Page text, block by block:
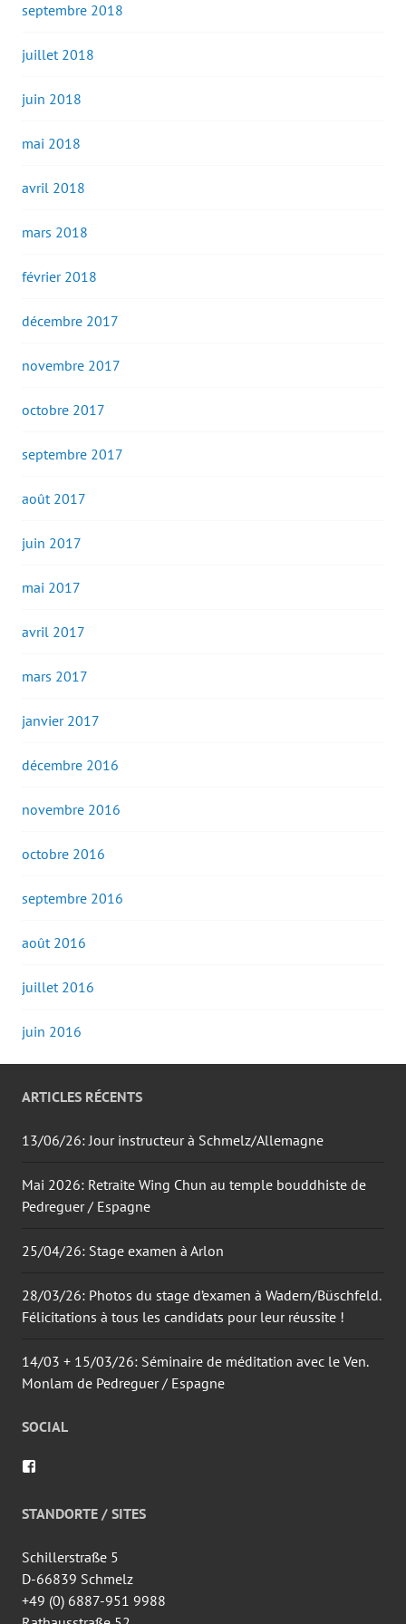
septembre 2018
juillet 2018
juin 2018
mai 2018
avril 2018
mars 2018
février 2018
décembre 2017
novembre 2017
octobre 2017
septembre 2017
août 2017
juin 2017
mai 2017
avril 2017
mars 2017
janvier 2017
décembre 2016
novembre 2016
octobre 2016
septembre 2016
août 2016
juillet 2016
juin 2016
ARTICLES RÉCENTS
13/06/26: Jour instructeur à Schmelz/Allemagne
Mai 2026: Retraite Wing Chun au temple bouddhiste de
Pedreguer / Espagne
25/04/26: Stage examen à Arlon
28/03/26: Photos du stage d’examen à Wadern/Büschfeld.
Félicitations à tous les candidats pour leur réussite !
14/03 + 15/03/26: Séminaire de méditation avec le Ven.
Monlam de Pedreguer / Espagne
SOCIAL
de
wingtsun.arlon
Facebook
STANDORTE / SITES
Schillerstraße 5
D-66839 Schmelz
+49 (0) 6887-951 9988